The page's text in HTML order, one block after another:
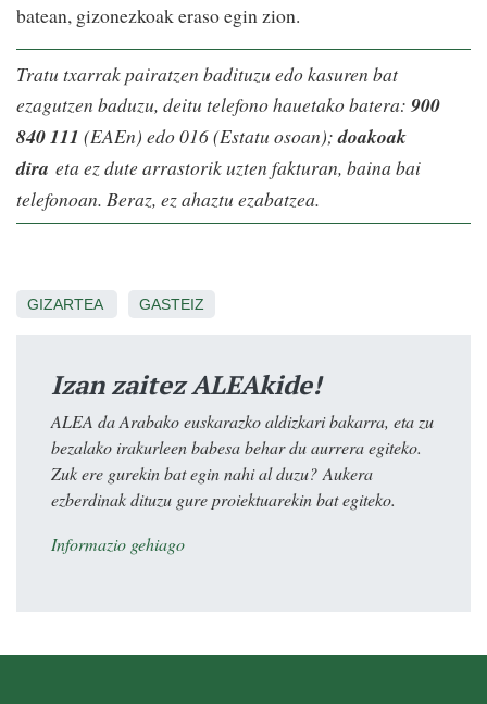
batean, gizonezkoak eraso egin zion.
Tratu txarrak pairatzen badituzu edo kasuren bat
ezagutzen baduzu, deitu telefono hauetako batera: 900
840 111 (EAEn) edo 016 (Estatu osoan);doakoak
dira eta ez dute arrastorik uzten fakturan, baina bai
telefonoan. Beraz, ez ahaztu ezabatzea.
GIZARTEA GASTEIZ
Izan zaitez ALEAkide!
ALEA da Arabako euskarazko aldizkari bakarra, eta zu
bezalako irakurleen babesa behar du aurrera egiteko.
Zuk ere gurekin bat egin nahi al duzu? Aukera
ezberdinak dituzu gure proiektuarekin bat egiteko.
Informazio gehiago